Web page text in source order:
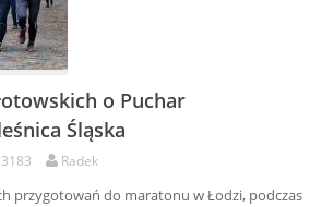
o Puchar
Śląska
3183 Radek
przygotowań do maratonu w Łodzi, podczas